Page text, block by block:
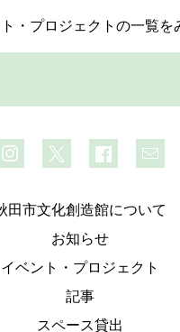
・プロジェクトの一覧を
田市文化創造館について
お知らせ
イベント・プロジェクト
記事
スペース貸出